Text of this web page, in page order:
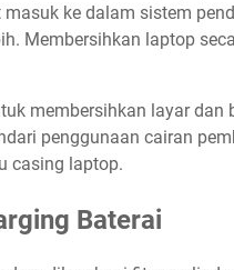
ke dalam sistem
Membersihkan laptop
membersihkan layar
penggunaan cairan
casing laptop.
Baterai